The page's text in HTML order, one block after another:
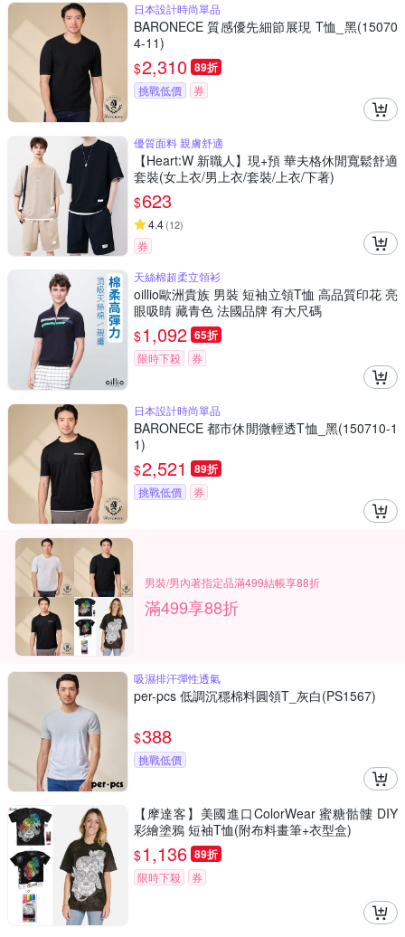
日本設計時尚單品
BARONECE 質感優先細節展現 T恤_黑(15070
4-11)
$2,310 89折
挑戰低價 券
優質面料 親膚舒適
【Heart:W 新職人】現+預 華夫格休閒寬鬆舒適
套裝(女上衣/男上衣/套裝/上衣/下著)
$623
4.4(12)
券
天絲棉超柔立領衫
oillio歐洲貴族 男裝 短袖立領T恤 高品質印花 亮
眼吸睛 藏青色 法國品牌 有大尺碼
$1,092 65折
限時下殺 券
日本設計時尚單品
BARONECE 都市休閒微輕透T恤_黑(150710-1
1)
$2,521 89折
挑戰低價 券
男裝/男內著指定品滿499結帳享88折
滿499享88折
吸濕排汗彈性透氣
per-pcs 低調沉穩棉料圓領T_灰白(PS1567)
$388
挑戰低價
【摩達客】美國進口ColorWear 蜜糖骷髏 DIY
彩繪塗鴉 短袖T恤(附布料畫筆+衣型盒)
$1,136 89折
限時下殺 券